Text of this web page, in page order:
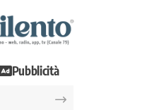
Pubblicità